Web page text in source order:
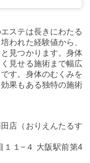
ステは長きにわたる
われた経験値から、
見つかります。身体
見せる施術まで幅広
す。身体のむくみを
果もある独特の施術
店（おりえんたるす
１１−４ 大阪駅前第4